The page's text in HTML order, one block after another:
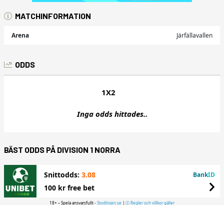
MATCHINFORMATION
Arena Järfällavallen
ODDS
1X2
Inga odds hittades..
BÄST ODDS PÅ DIVISION 1 NORRA
Snittodds: 3.08
100 kr free bet
BankID
18+ – Spela ansvarsfullt -Stodlinjen.se | Regler och villkor gäller